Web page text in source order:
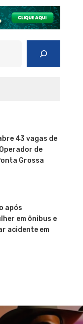
43 vagas de
de
Grossa
após
em ônibus e
acidente em